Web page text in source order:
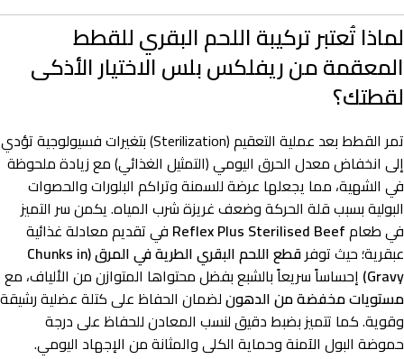
لماذا تُعتبر تركيبة اللحم البقري للقطط
المعقمة من ريفلكس بلس الاختيار الأذكى
لقطتك؟
تمر القطط بعد عملية التعقيم (Sterilization) بتغيرات فسيولوجية تؤدي
إلى انخفاض معدل الحرق اليومي (التمثيل الغذائي) مع زيادة ملحوظة
في الشهية، مما يجعلها عرضة للسمنة وتراكم البلورات والحصوات
البولية بسبب قلة الحركة وضعف غريزة شرب المياه. يكمن سر التميز
في طعامReflex Plus Sterilised Beef في تقديم معادلة غذائية
عبقرية؛ حيث توفر
قطع اللحم البقري الطرية في المرق (Chunks in
Gravy) إحساساً سريعاً بالشبع بفضل محتواها المتوازن من الألياف، مع
مستويات مخفضة من الدهونلضمان الحفاظ على كتلة عضلية رشيقة
وقوية. كما تتميز بضبط دقيق لنسب المعادن للحفاظ على درجة
حموضة البول الآمنة وحماية الكلى والمثانة من الإجهاد اليومي.